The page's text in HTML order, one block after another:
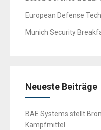
European Defense
Munich Security
Neueste Beiträge
BAE Systems stellt
Kampfmittel